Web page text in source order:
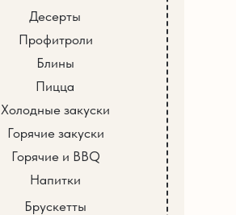
Десерты
Профитроли
Блины
Пицца
Холодные закуски
Горячие закуски
Горячие и BBQ
Напитки
Брускетты